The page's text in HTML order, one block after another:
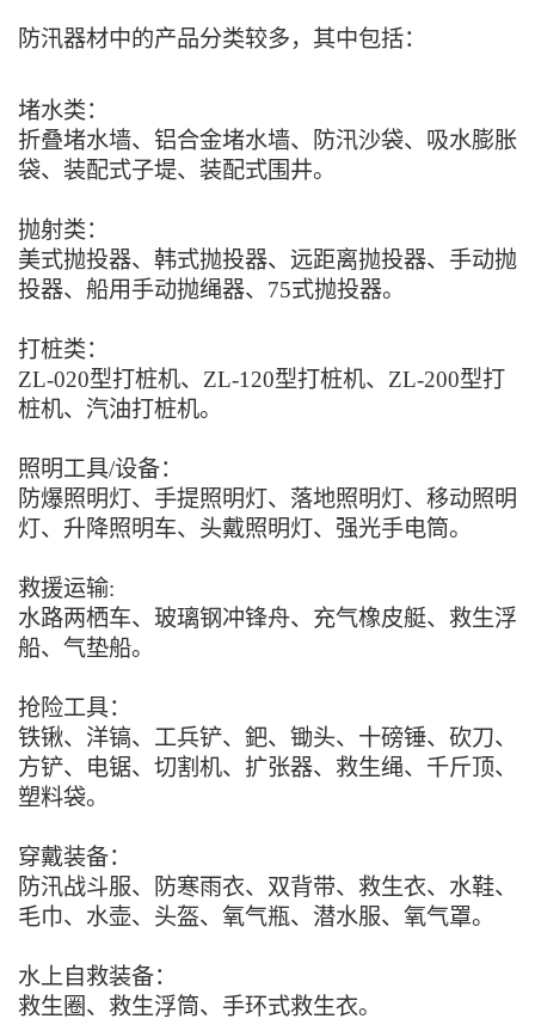
防汛器材中的产品分类较多，其中包括：
堵水类：
折叠堵水墙、铝合金堵水墙、防汛沙袋、吸水膨胀
袋、装配式子堤、装配式围井。
抛射类：
美式抛投器、韩式抛投器、远距离抛投器、手动抛
投器、船用手动抛绳器、75式抛投器。
打桩类：
ZL-020型打桩机、ZL-120型打桩机、ZL-200型打
桩机、汽油打桩机。
照明工具/设备：
防爆照明灯、手提照明灯、落地照明灯、移动照明
灯、升降照明车、头戴照明灯、强光手电筒。
救援运输:
水路两栖车、玻璃钢冲锋舟、充气橡皮艇、救生浮
船、气垫船。
抢险工具：
铁锹、洋镐、工兵铲、鈀、锄头、十磅锤、砍刀、
方铲、电锯、切割机、扩张器、救生绳、千斤顶、
塑料袋。
穿戴装备：
防汛战斗服、防寒雨衣、双背带、救生衣、水鞋、
毛巾、水壶、头盔、氧气瓶、潜水服、氧气罩。
水上自救装备：
救生圈、救生浮筒、手环式救生衣。